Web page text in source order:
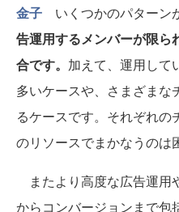
金子 いくつかのパターン
告運用するメンバーが限ら
合です。 加えて、運用して
多いケースや、さまざまな
るケースです。それぞれの
のリソースでまかなうのは
またより高度な広告運用
からコンバージョンまで包